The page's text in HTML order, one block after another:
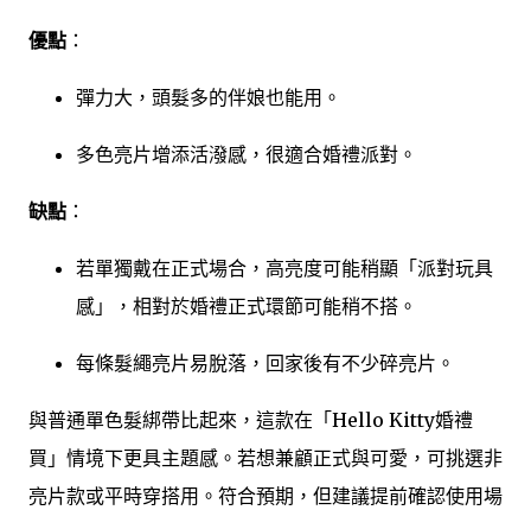
優點 ：
彈力大，頭髮多的伴娘也能用。
多色亮片增添活潑感，很適合婚禮派對。
缺點 ：
若單獨戴在正式場合，高亮度可能稍顯「派對玩具
感」，相對於婚禮正式環節可能稍不搭。
每條髮繩亮片易脫落，回家後有不少碎亮片。
與普通單色髮綁帶比起來，這款在「Hello Kitty婚禮
買」情境下更具主題感。若想兼顧正式與可愛，可挑選非
亮片款或平時穿搭用。符合預期，但建議提前確認使用場